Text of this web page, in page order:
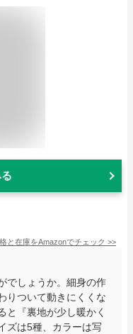
と在庫をAmazonでチェック >>
でしょうか。細身の作
りついて動きにくくな
と『裏地が少し暖かく
ズは5種、カラーは写